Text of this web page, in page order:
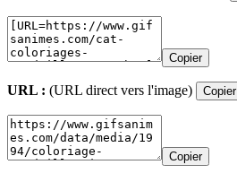
Copier
URL : (URL direct vers l'image) Copier
Copier